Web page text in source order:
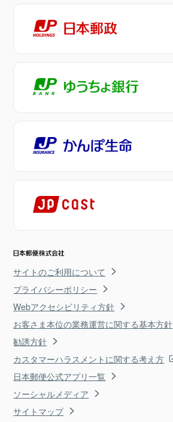
サイトのご利用について
プライバシーポリシー
Webアクセシビリティ方針
お客さま本位の業務運営に関する基本方針
勧誘方針
カスタマーハラスメントに関する考え方
日本郵便公式アプリ一覧
ソーシャルメディア
サイトマップ